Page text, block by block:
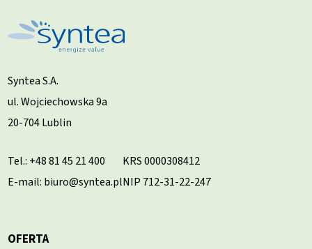
Syntea S.A.
ul. Wojciechowska 9a
20-704 Lublin
Tel.: +48 81 45 21 400
E-mail: biuro@syntea.pl
KRS 0000308412
NIP 712-31-22-247
OFERTA